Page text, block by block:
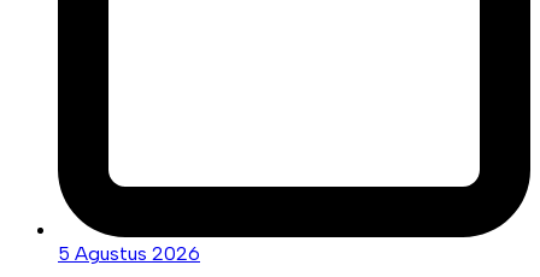
5 Agustus 2026